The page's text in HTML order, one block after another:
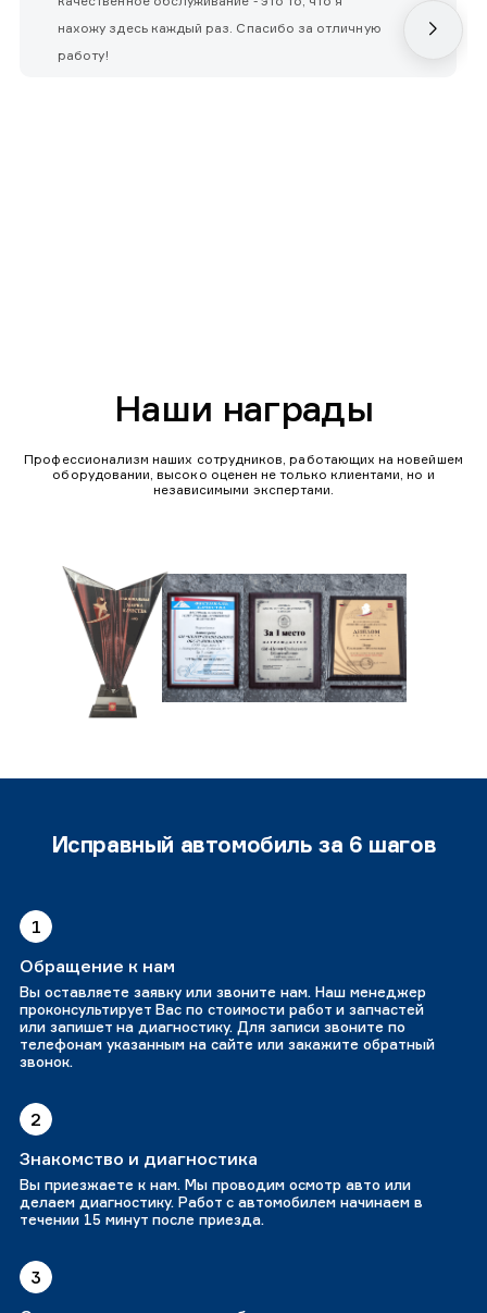
нахожу здесь каждый раз. Спасибо за отличную
работу!
Наши награды
Профессионализм наших сотрудников, работающих на новейшем
оборудовании, высоко оценен не только клиентами, но и
независимыми экспертами.
Исправный автомобиль за 6 шагов
1
Обращение к нам
Вы оставляете заявку или звоните нам. Наш менеджер
проконсультирует Вас по стоимости работ и запчастей
или запишет на диагностику. Для записи звоните по
телефонам указанным на сайте или закажите обратный
звонок.
2
Знакомство и диагностика
Вы приезжаете к нам. Мы проводим осмотр авто или
делаем диагностику. Работ с автомобилем начинаем в
течении 15 минут после приезда.
3